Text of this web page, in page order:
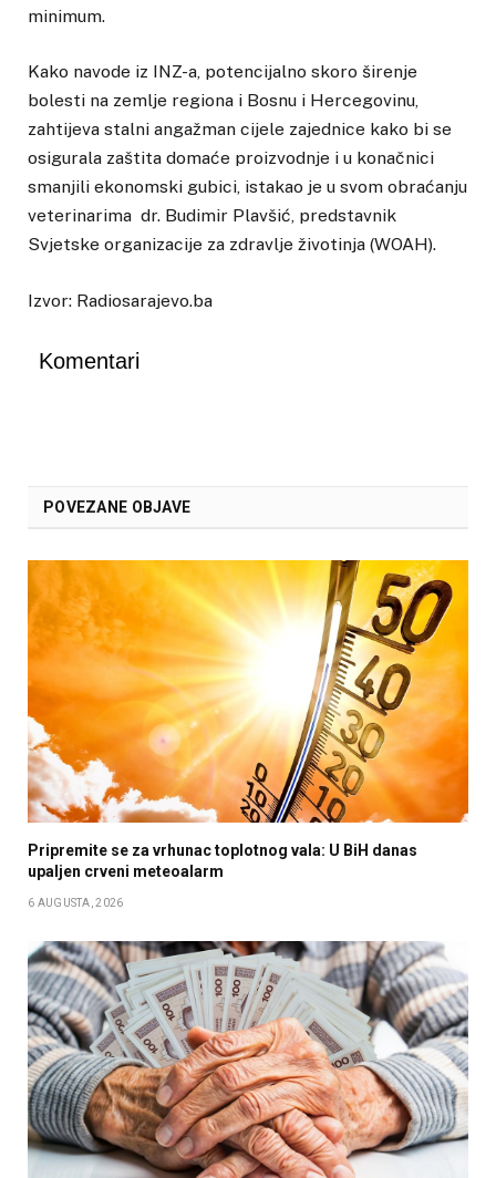
minimum.
Kako navode iz INZ-a, potencijalno skoro širenje
bolesti na zemlje regiona i Bosnu i Hercegovinu,
zahtijeva stalni angažman cijele zajednice kako bi se
osigurala zaštita domaće proizvodnje i u konačnici
smanjili ekonomski gubici, istakao je u svom obraćanju
veterinarima dr. Budimir Plavšić, predstavnik
Svjetske organizacije za zdravlje životinja (WOAH).
Izvor: Radiosarajevo.ba
Komentari
POVEZANE OBJAVE
Pripremite se za vrhunac toplotnog vala: U BiH danas
upaljen crveni meteoalarm
6 AUGUSTA, 2026